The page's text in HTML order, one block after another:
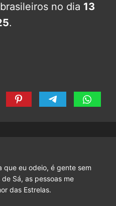
no dia 13
.
que eu odeio, é gente sem
Sá, as pessoas me
das Estrelas.